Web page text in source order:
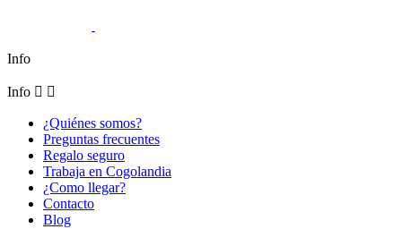
Info
Info  
¿Quiénes somos?
Preguntas frecuentes
Regalo seguro
Trabaja en Cogolandia
¿Como llegar?
Contacto
Blog